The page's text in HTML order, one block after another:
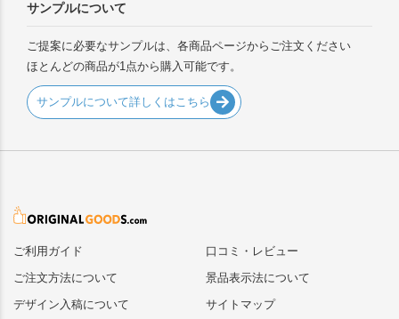
サンプルについて
ご提案に必要なサンプルは、各商品ページからご注文ください
ほとんどの商品が1点から購入可能です。
サンプルについて詳しくはこちら
ご利用ガイド
ご注文方法について
デザイン入稿について
口コミ・レビュー
景品表示法について
サイトマップ